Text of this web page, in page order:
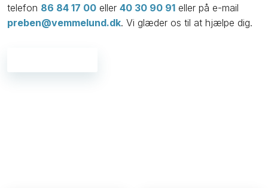
telefon 86 84 17 00 eller40 30 90 91 eller på e-mail
preben@vemmelund.dk. Vi glæder os til at hjælpe dig.​